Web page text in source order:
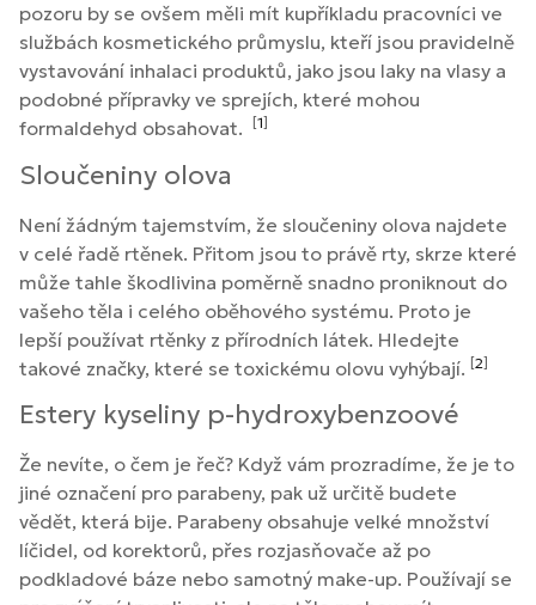
pozoru by se ovšem měli mít kupříkladu pracovníci ve
službách kosmetického průmyslu, kteří jsou pravidelně
vystavování inhalaci produktů, jako jsou laky na vlasy a
podobné přípravky ve sprejích, které mohou
formaldehyd obsahovat.
[1]
Sloučeniny olova
Není žádným tajemstvím, že sloučeniny olova najdete
v celé řadě rtěnek. Přitom jsou to právě rty, skrze které
může tahle škodlivina poměrně snadno proniknout do
vašeho těla i celého oběhového systému. Proto je
lepší používat rtěnky z přírodních látek. Hledejte
takové značky, které se toxickému olovu vyhýbají. [2]
Estery kyseliny p-hydroxybenzoové
Že nevíte, o čem je řeč? Když vám prozradíme, že je to
jiné označení pro parabeny, pak už určitě budete
vědět, která bije. Parabeny obsahuje velké množství
líčidel, od korektorů, přes rozjasňovače až po
podkladové báze nebo samotný make-up. Používají se